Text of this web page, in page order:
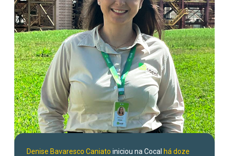
Denise Bavaresco Caniato iniciou na Cocal há doze